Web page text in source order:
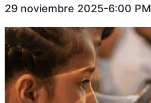
29 noviembre 2025-6:00 PM